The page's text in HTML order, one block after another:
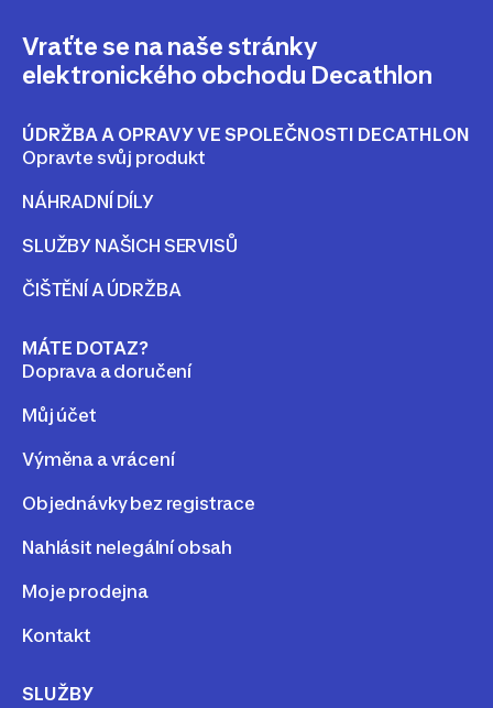
Vraťte se na naše stránky
elektronického obchodu Decathlon
ÚDRŽBA A OPRAVY VE SPOLEČNOSTI DECATHLON
Opravte svůj produkt
NÁHRADNÍ DÍLY
SLUŽBY NAŠICH SERVISŮ
ČIŠTĚNÍ A ÚDRŽBA
MÁTE DOTAZ?
Doprava a doručení
Můj účet
Výměna a vrácení
Objednávky bez registrace
Nahlásit nelegální obsah
Moje prodejna
Kontakt
SLUŽBY